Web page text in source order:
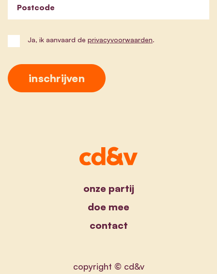
Postcode
Ja, ik aanvaard de privacyvoorwaarden.
onze partij
doe mee
contact
copyright © cd&v